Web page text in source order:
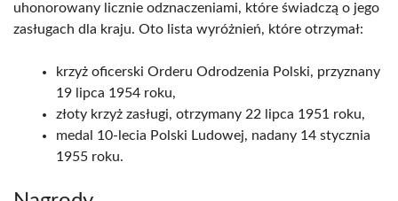
uhonorowany licznie odznaczeniami, które świadczą o jego
zasługach dla kraju. Oto lista wyróżnień, które otrzymał:
krzyż oficerski Orderu Odrodzenia Polski, przyznany
19 lipca 1954 roku,
złoty krzyż zasługi, otrzymany 22 lipca 1951 roku,
medal 10-lecia Polski Ludowej, nadany 14 stycznia
1955 roku.